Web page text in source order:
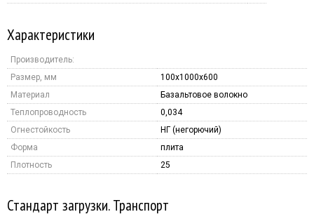
Характеристики
Производитель:
Размер, мм
100x1000x600
Материал
Базальтовое волокно
Теплопроводность
0,034
Огнестойкость
НГ (негорючий)
Форма
плита
Плотность
25
Стандарт загрузки. Транспорт